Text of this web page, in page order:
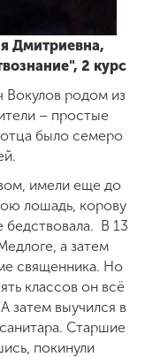
Дмитриевна,
2 курс
Вокулов родом из
– простые
отца было семеро
имели еще до
лошадь, корову
В 13
а затем
священника. Но
классов он всё
затем выучился в
Старшие
покинули